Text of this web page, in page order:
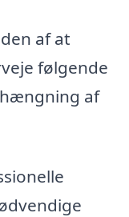
af at
følgende
af